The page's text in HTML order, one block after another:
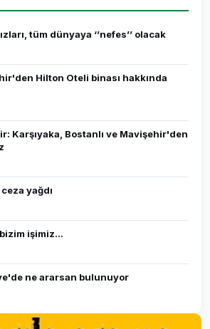
tüm dünyaya ‘’nefes’’ olacak
Hilton Oteli binası hakkında
Karşıyaka, Bostanlı ve Mavişehir'den
yağdı
işimiz...
ne ararsan bulunuyor